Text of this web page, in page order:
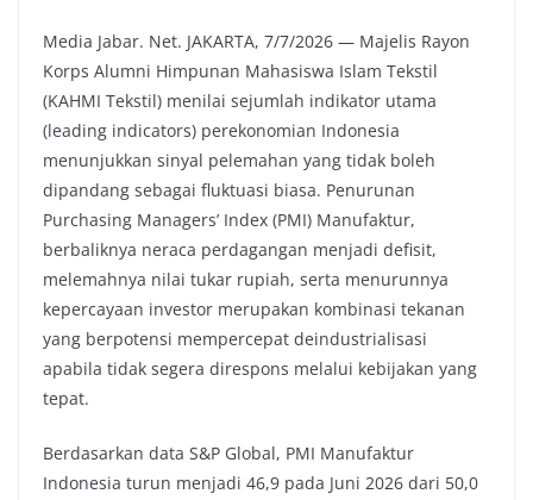
c
e
b
o
o
k
i
t
t
e
r
a
t
s
A
p
p
p
y
L
i
n
k
Media Jabar. Net. JAKARTA, 7/7/2026 — Majelis Rayon
Korps Alumni Himpunan Mahasiswa Islam Tekstil
(KAHMI Tekstil) menilai sejumlah indikator utama
(leading indicators) perekonomian Indonesia
menunjukkan sinyal pelemahan yang tidak boleh
dipandang sebagai fluktuasi biasa. Penurunan
Purchasing Managers’ Index (PMI) Manufaktur,
berbaliknya neraca perdagangan menjadi defisit,
melemahnya nilai tukar rupiah, serta menurunnya
kepercayaan investor merupakan kombinasi tekanan
yang berpotensi mempercepat deindustrialisasi
apabila tidak segera direspons melalui kebijakan yang
tepat.
Berdasarkan data S&P Global, PMI Manufaktur
Indonesia turun menjadi 46,9 pada Juni 2026 dari 50,0